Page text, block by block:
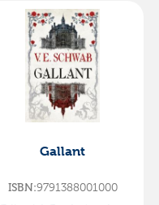
Gallant
ISBN:9791388001000